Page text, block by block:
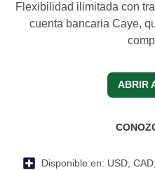
Flexibilidad ilimitada con
cuenta bancaria Caye,
ABRIR
Disponible en: USD,